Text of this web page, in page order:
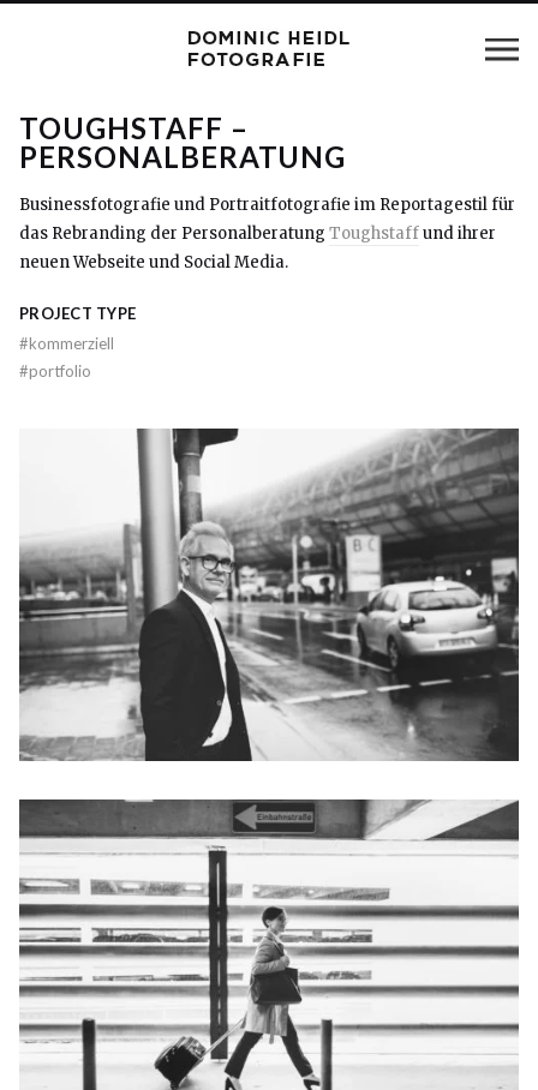
TOUGHSTAFF –
PERSONALBERATUNG
Businessfotografie und Portraitfotografie im Reportagestil für
das Rebranding der Personalberatung Toughstaffund ihrer
neuen Webseite und Social Media.
PROJECT TYPE
#kommerziell
#portfolio